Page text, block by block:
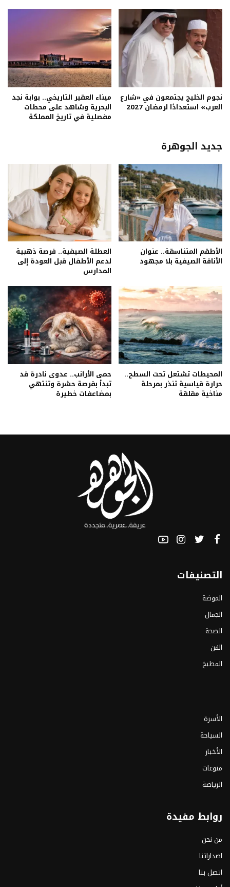
نجوم الخليج يجتمعون في «شارع
العرب» استعدادًا لرمضان 2027
ميناء العقير التاريخي.. بوابة نجد
البحرية وشاهد على محطات
مفصلية في تاريخ المملكة
جديد الجوهرة
الأطقم المتناسقة.. عنوان
الأناقة الصيفية بلا مجهود
العطلة الصيفية.. فرصة ذهبية
لدعم الأطفال قبل العودة إلى
المدارس
المحيطات تشتعل تحت السطح..
حرارة قياسية تنذر بمرحلة
مناخية مقلقة
حمى الأرانب.. عدوى نادرة قد
تبدأ بقرصة حشرة وتنتهي
بمضاعفات خطيرة
التصنيفات
الموضة
الجمال
الصحة
الفن
المطبخ
الأسرة
السياحة
الأخبار
منوعات
الرياضة
روابط مفيدة
من نحن
اصداراتنا
اتصل بنا